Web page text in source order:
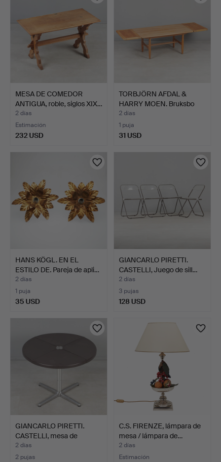
MESA DE COMEDOR
ANTIGUA, roble, siglos XIX…
2 días
Estimación
232 USD
TORBJÖRN AFDAL &
HARRY MOEN. Bruksbo
Tegne…
2 días
1 puja
31 USD
HANS KÖGL. EN EL
ESTILO DE. Pareja de apli…
2 días
1 puja
35 USD
GIANCARLO PIRETTI.
CASTELLI, Juego de sill…
2 días
3 pujas
128 USD
GIANCARLO PIRETTI.
CASTELLI, mesa de
comed…
2 días
2 pujas
C.S. FIRENZE, lámpara de
mesa / lámpara de…
2 días
Estimación